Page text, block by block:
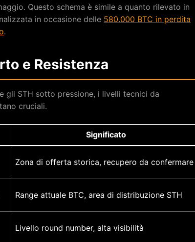
Questo schema è simile a quanto rilevato in
in occasione delle 580.000 BTC in perdita
.
e Resistenza
gli STH sotto pressione, i livelli tecnici da
cruciali.
Significato
Zona di offerta storica, recupero da confermare
Range attuale BTC, area di distribuzione STH
Livello round number, alta visibilità